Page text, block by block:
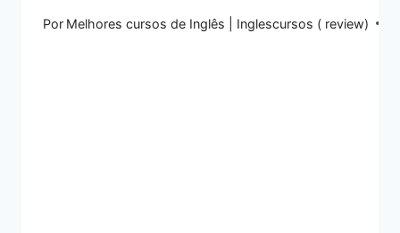
Por Melhores cursos de Inglês | Inglescursos ( review)